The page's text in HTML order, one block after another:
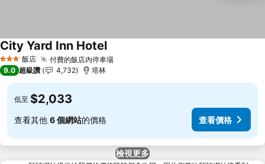
3 星級 飯店 付費的飯店內停車場查看價格
City Yard Inn Hotel查看價格
9.0 超級讚 4,732 塔林
低至 $2,033
查看其他 6 個網站的價格 查看價格
檢視更多